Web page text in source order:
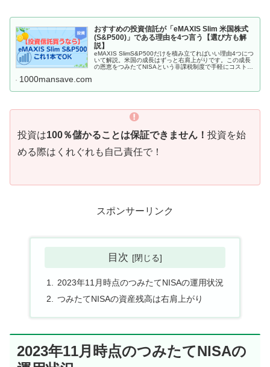
おすすめの投資信託が「eMAXIS Slim 米国株式
(S&P500)」である理由を4つ言う【選び方も解
説】
eMAXIS SlimS&P500だけを積み立てればいい理由4つにつ
いて解説。米国の成長はずっと右肩上がりです。この成長
の恩恵をつみたてNISAという非課税制度で手軽にコストも
1000mansave.com
投資は100％儲かることは保証できません！ 投資を始
める際はくれぐれも自己責任で！
スポンサーリンク
目次
2023年11月時点のつみたてNISAの運用状況
つみたてNISAの資産残高は右肩上がり
2023年11月時点のつみたてNISAの